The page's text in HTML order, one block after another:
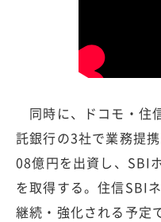
同時に、ドコモ・住
託銀行の3社で業務提
08億円を出資し、SBI
を取得する。住信SBI
継続・強化される予定